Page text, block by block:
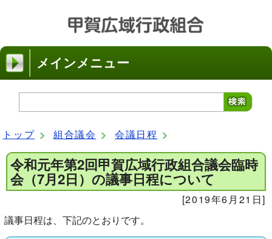
メインメニュー
トップ 組合議会 会議日程
令和元年第2回甲賀広域行政組合議会臨時
会（7月2日）の議事日程について
[2019年6月21日]
議事日程は、下記のとおりです。